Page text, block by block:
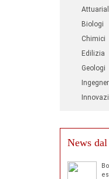
Biologi
Chimici
Edilizia
Geologi
News